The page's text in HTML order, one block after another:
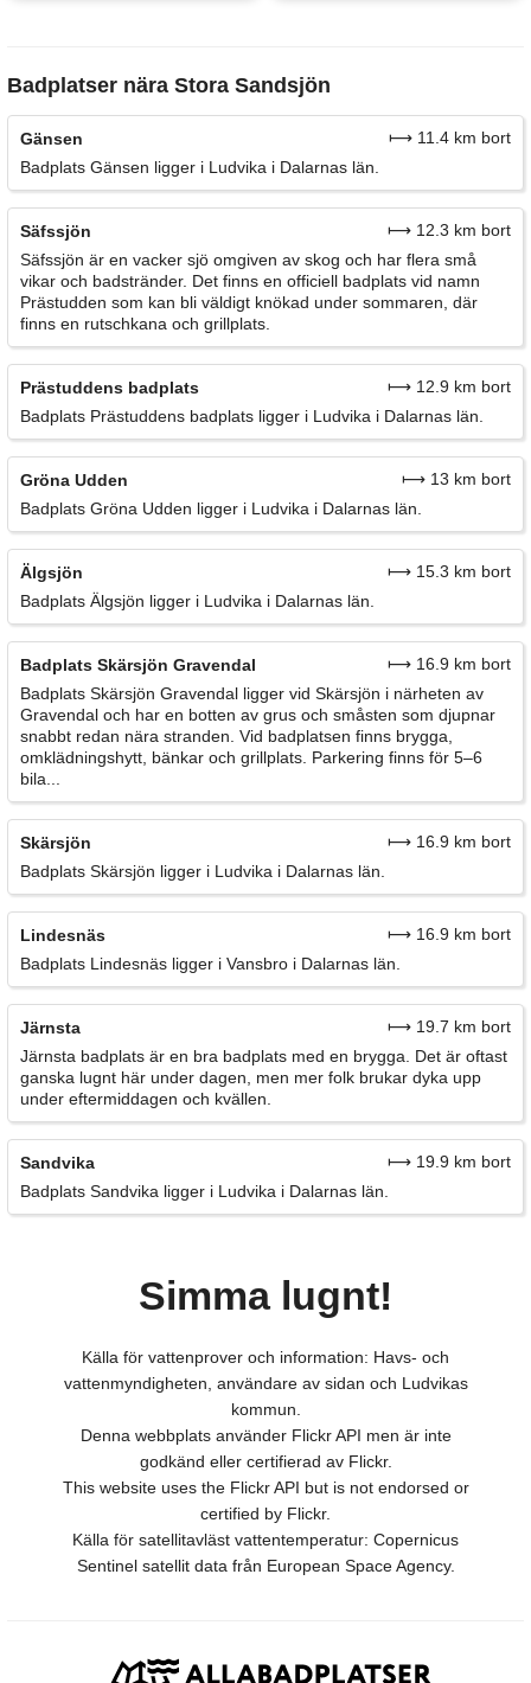
Badplatser nära Stora Sandsjön
Gänsen
⟼ 11.4 km bort
Badplats Gänsen ligger i Ludvika i Dalarnas län.
Säfssjön
⟼ 12.3 km bort
Säfssjön är en vacker sjö omgiven av skog och har flera små
vikar och badstränder. Det finns en officiell badplats vid namn
Prästudden som kan bli väldigt knökad under sommaren, där
finns en rutschkana och grillplats.
Prästuddens badplats
⟼ 12.9 km bort
Badplats Prästuddens badplats ligger i Ludvika i Dalarnas län.
Gröna Udden
⟼ 13 km bort
Badplats Gröna Udden ligger i Ludvika i Dalarnas län.
Älgsjön
⟼ 15.3 km bort
Badplats Älgsjön ligger i Ludvika i Dalarnas län.
Badplats Skärsjön Gravendal
⟼ 16.9 km bort
Badplats Skärsjön Gravendal ligger vid Skärsjön i närheten av
Gravendal och har en botten av grus och småsten som djupnar
snabbt redan nära stranden. Vid badplatsen finns brygga,
omklädningshytt, bänkar och grillplats. Parkering finns för 5–6
bila...
Skärsjön
⟼ 16.9 km bort
Badplats Skärsjön ligger i Ludvika i Dalarnas län.
Lindesnäs
⟼ 16.9 km bort
Badplats Lindesnäs ligger i Vansbro i Dalarnas län.
Järnsta
⟼ 19.7 km bort
Järnsta badplats är en bra badplats med en brygga. Det är oftast
ganska lugnt här under dagen, men mer folk brukar dyka upp
under eftermiddagen och kvällen.
Sandvika
⟼ 19.9 km bort
Badplats Sandvika ligger i Ludvika i Dalarnas län.
Simma lugnt!
Källa för vattenprover och information: Havs- och
vattenmyndigheten, användare av sidan och Ludvikas
kommun.
Denna webbplats använder Flickr API men är inte
godkänd eller certifierad av Flickr.
This website uses the Flickr API but is not endorsed or
certified by Flickr.
Källa för satellitavläst vattentemperatur: Copernicus
Sentinel satellit data från European Space Agency.